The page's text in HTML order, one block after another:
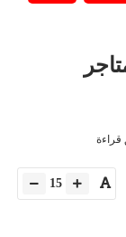
قراءة
15